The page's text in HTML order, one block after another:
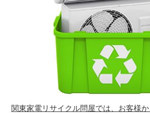
関東家電リサイクル問屋では、お客様